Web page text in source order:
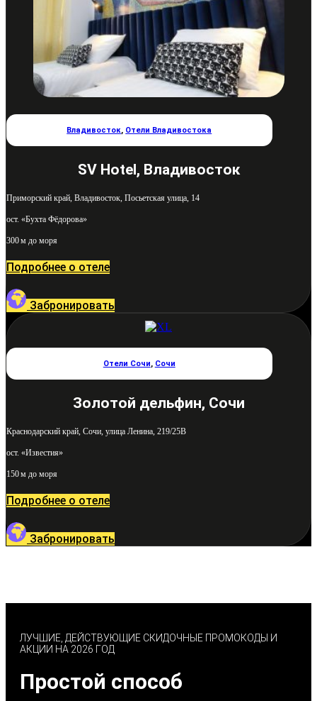
Владивосток, Отели Владивостока
SV Hotel, Владивосток
Приморский край, Владивосток, Посьетская улица, 14
ост. «Бухта Фёдорова»
300 м до моря
Подробнее о отеле
Забронировать
Отели Сочи, Сочи
Золотой дельфин, Сочи
Краснодарский край, Сочи, улица Ленина, 219/25В
ост. «Известия»
150 м до моря
Подробнее о отеле
Забронировать
ЛУЧШИЕ, ДЕЙСТВУЮЩИЕ СКИДОЧНЫЕ ПРОМОКОДЫ И
АКЦИИ НА 2026 ГОД
Простой способ